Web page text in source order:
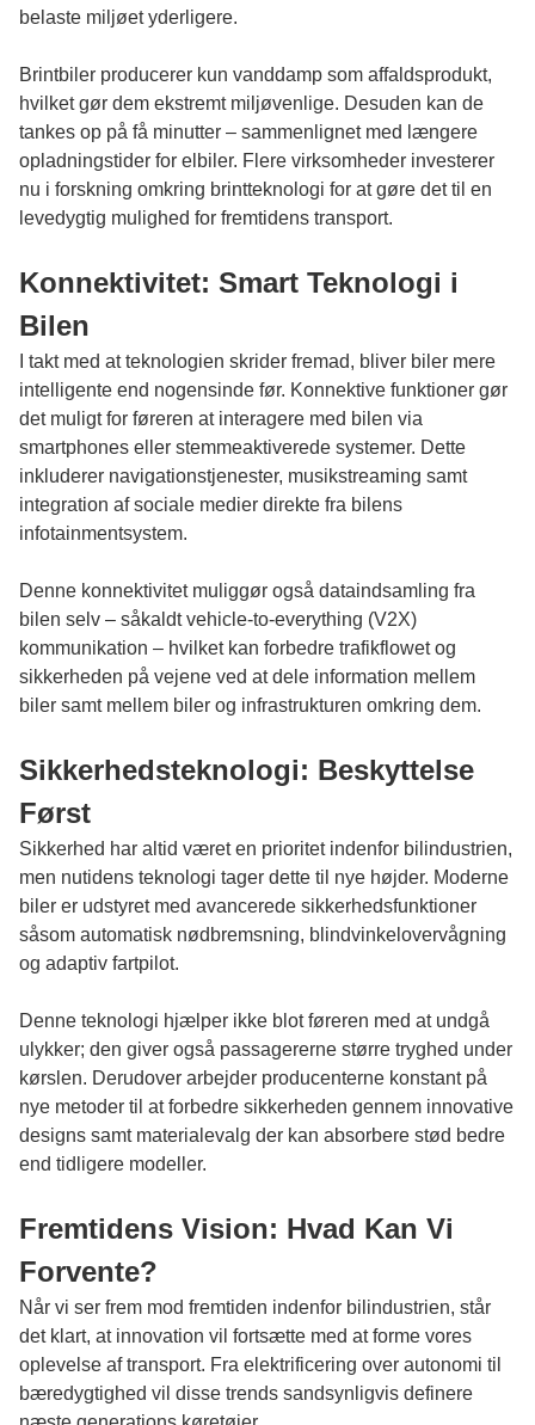
belaste miljøet yderligere.
Brintbiler producerer kun vanddamp som affaldsprodukt,
hvilket gør dem ekstremt miljøvenlige. Desuden kan de
tankes op på få minutter – sammenlignet med længere
opladningstider for elbiler. Flere virksomheder investerer
nu i forskning omkring brintteknologi for at gøre det til en
levedygtig mulighed for fremtidens transport.
Konnektivitet: Smart Teknologi i
Bilen
I takt med at teknologien skrider fremad, bliver biler mere
intelligente end nogensinde før. Konnektive funktioner gør
det muligt for føreren at interagere med bilen via
smartphones eller stemmeaktiverede systemer. Dette
inkluderer navigationstjenester, musikstreaming samt
integration af sociale medier direkte fra bilens
infotainmentsystem.
Denne konnektivitet muliggør også dataindsamling fra
bilen selv – såkaldt vehicle-to-everything (V2X)
kommunikation – hvilket kan forbedre trafikflowet og
sikkerheden på vejene ved at dele information mellem
biler samt mellem biler og infrastrukturen omkring dem.
Sikkerhedsteknologi: Beskyttelse
Først
Sikkerhed har altid været en prioritet indenfor bilindustrien,
men nutidens teknologi tager dette til nye højder. Moderne
biler er udstyret med avancerede sikkerhedsfunktioner
såsom automatisk nødbremsning, blindvinkelovervågning
og adaptiv fartpilot.
Denne teknologi hjælper ikke blot føreren med at undgå
ulykker; den giver også passagererne større tryghed under
kørslen. Derudover arbejder producenterne konstant på
nye metoder til at forbedre sikkerheden gennem innovative
designs samt materialevalg der kan absorbere stød bedre
end tidligere modeller.
Fremtidens Vision: Hvad Kan Vi
Forvente?
Når vi ser frem mod fremtiden indenfor bilindustrien, står
det klart, at innovation vil fortsætte med at forme vores
oplevelse af transport. Fra elektrificering over autonomi til
bæredygtighed vil disse trends sandsynligvis definere